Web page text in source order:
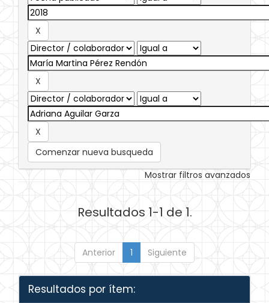
Comenzar nueva busqueda
Mostrar filtros avanzados
Resultados 1-1 de 1.
Anterior 1 Siguiente
Resultados por ítem: